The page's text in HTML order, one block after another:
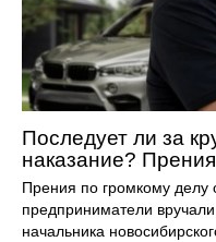
Последует ли за
наказание?
Прения по громкому делу
предприниматели
начальника